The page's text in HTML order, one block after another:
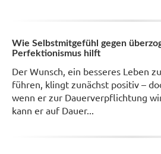
Wie Selbstmitgefühl gegen
Perfektionismus hilft
Der Wunsch, ein besseres Leben zu
führen, klingt zunächst positiv –
wenn er zur Dauerverpflichtung
kann er auf Dauer...